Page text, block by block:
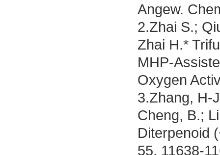
Angew.
2.Zhai S.;
Zhai H.*
MHP-
Oxygen
3.Zhang, H-
Cheng, B.;
Diterpenoid
55, 11638-